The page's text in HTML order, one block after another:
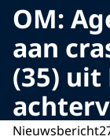
OM:
aan
(35)
Nieuwsbericht